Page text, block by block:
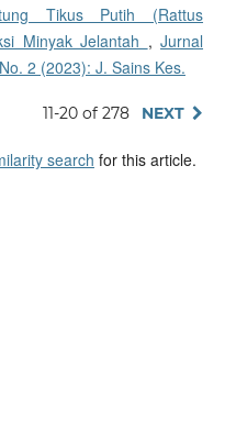
Tikus Putih (Rattus
Minyak Jelantah ,Jurnal
2 (2023): J. Sains Kes.
11-20 of 278 NEXT
search for this article.